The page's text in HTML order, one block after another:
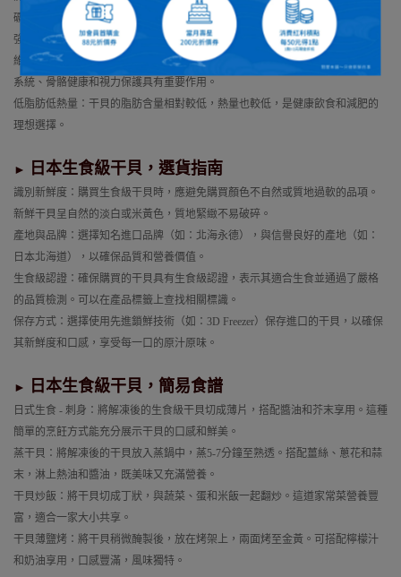
礦物質：干貝富含鈣、磷、鐵、鋅等礦物質，有助於保持骨骼和牙齒健康，增
強免疫力，並促進細胞代謝。
維生素：干貝中含有多種維生素，如維生素B12、維生素D和維生素A，對神經
系統、骨骼健康和視力保護具有重要作用。
低脂肪低熱量：干貝的脂肪含量相對較低，熱量也較低，是健康飲食和減肥的
理想選擇。
► 日本生食級干貝，選貨指南
識別新鮮度：購買生食級干貝時，應避免購買顏色不自然或質地過軟的品項。
新鮮干貝呈自然的淡白或米黃色，質地緊緻不易破碎。
產地與品牌：選擇知名進口品牌（如：北海永德），與信譽良好的產地（如：
日本北海道），以確保品質和營養價值。
生食級認證：確保購買的干貝具有生食級認證，表示其適合生食並通過了嚴格
的品質檢測。可以在產品標籤上查找相關標識。
保存方式：選擇使用先進鎖鮮技術（如：3D Freezer）保存進口的干貝，以確保
其新鮮度和口感，享受每一口的原汁原味。
► 日本生食級干貝，簡易食譜
日式生食 - 刺身：將解凍後的生食級干貝切成薄片，搭配醬油和芥末享用。這種
簡單的烹飪方式能充分展示干貝的口感和鮮美。
蒸干貝：將解凍後的干貝放入蒸鍋中，蒸5-7分鐘至熟透。搭配薑絲、蔥花和蒜
末，淋上熱油和醬油，既美味又充滿營養。
干貝炒飯：將干貝切成丁狀，與蔬菜、蛋和米飯一起翻炒。這道家常菜營養豐
富，適合一家大小共享。
干貝薄鹽烤：將干貝稍微醃製後，放在烤架上，兩面烤至金黃。可搭配檸檬汁
和奶油享用，口感豐滿，風味獨特。